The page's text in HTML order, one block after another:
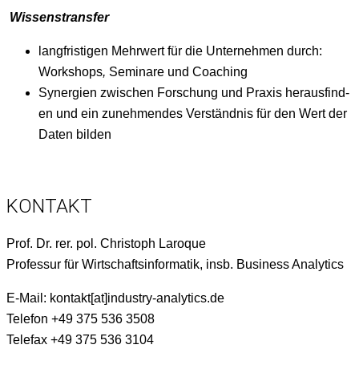
Wis­senstrans­fer
langfristi­gen Mehrw­ert für die Unternehmen durch:
Work­shops, Sem­i­nare und Coaching
Syn­ergien zwis­chen Forschung und Prax­is her­aus­find­
en und ein zunehmendes Ver­ständ­nis für den Wert der
Dat­en bilden
KONTAKT
Prof. Dr. rer. pol. Christoph Laroque
Pro­fes­sur für Wirtschaftsin­for­matik, insb. Busi­ness Analytics
E‑Mail: kontakt[at]industry-analytics.de
Tele­fon +49 375 536 3508
Tele­fax +49 375 536 3104